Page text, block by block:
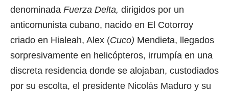
denominada Fuerza Delta, dirigidos por un
anticomunista cubano, nacido en El Cotorroy
criado en Hialeah, Alex (Cuco) Mendieta, llegados
sorpresivamente en helicópteros, irrumpía en una
discreta residencia donde se alojaban, custodiados
por su escolta, el presidente Nicolás Maduro y su